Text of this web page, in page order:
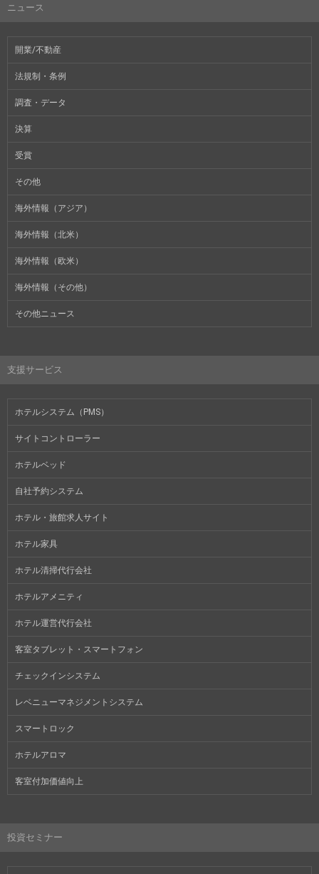
ニュース
開業/不動産
法規制・条例
調査・データ
決算
受賞
その他
海外情報（アジア）
海外情報（北米）
海外情報（欧米）
海外情報（その他）
その他ニュース
支援サービス
ホテルシステム（PMS）
サイトコントローラー
ホテルベッド
自社予約システム
ホテル・旅館求人サイト
ホテル家具
ホテル清掃代行会社
ホテルアメニティ
ホテル運営代行会社
客室タブレット・スマートフォン
チェックインシステム
レベニューマネジメントシステム
スマートロック
ホテルアロマ
客室付加価値向上
投資セミナー